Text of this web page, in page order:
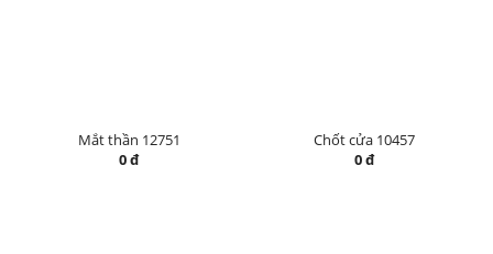
Mắt thần 12751
0 đ
Chốt cửa 10457
0 đ